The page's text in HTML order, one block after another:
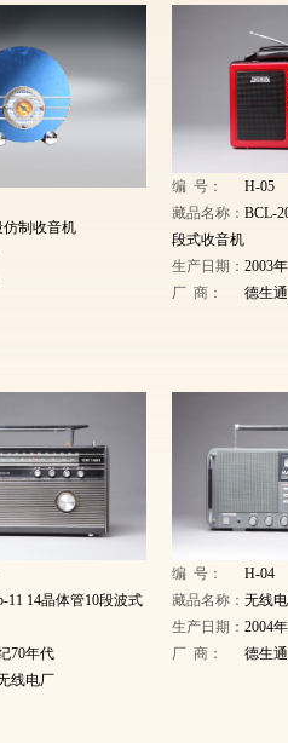
仿制收音机
编 号：
H-05
藏品名称： BCL-
段式收音机
生产日期： 2003年
厂 商：
德生
11 14晶体管10段波式
70年代
线电厂
编 号：
H-04
藏品名称： 无线
生产日期： 2004年
厂 商：
德生